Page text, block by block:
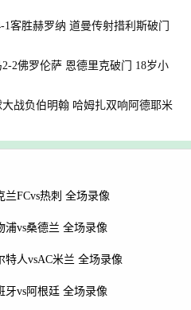
客胜赫罗纳 道曼传射措利斯破门
2佛罗伦萨 恩德里克破门 18岁小
战负伯明翰 哈姆扎双响阿德耶米
兰FCvs热刺 全场录像
浦vs桑德兰 全场录像
特人vsAC米兰 全场录像
牙vs阿根廷 全场录像